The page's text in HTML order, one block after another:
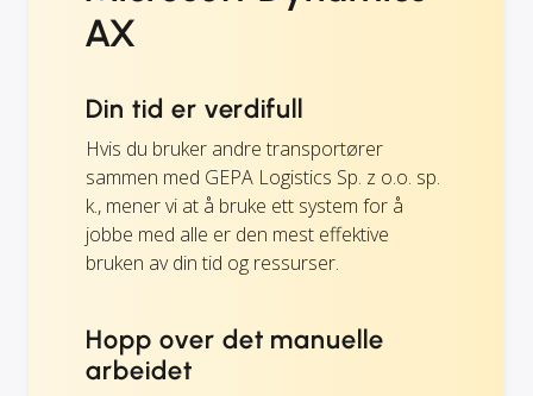
AX
Din tid er verdifull
Hvis du bruker andre transportører
sammen med GEPA Logistics Sp. z o.o. sp.
k., mener vi at å bruke ett system for å
jobbe med alle er den mest effektive
bruken av din tid og ressurser.
Hopp over det manuelle
arbeidet